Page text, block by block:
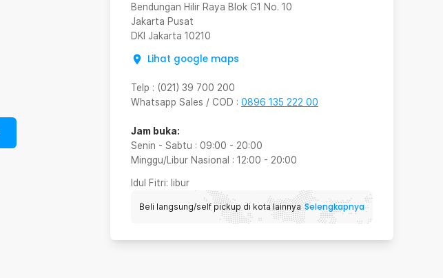
Bendungan Hilir Raya Blok G1 No. 10
Jakarta Pusat
DKI Jakarta 10210
Lihat google maps
Telp : (021) 39 700 200
Whatsapp Sales / COD : 0896 135 222 00
Jam buka:
Senin - Sabtu : 09:00 - 20:00
Minggu/Libur Nasional : 12:00 - 20:00
Idul Fitri: libur
Beli langsung/self pickup di kota lainnya Selengkapnya